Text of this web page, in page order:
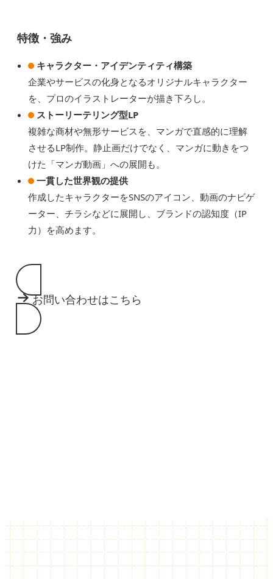
特徴・強み
キャラクター・アイデンティティ構築
企業やサービスの化身となるオリジナルキャラクター
を、プロのイラストレーターが描き下ろし。
ストーリーテリング型LP
複雑な商材や無形サービスを、マンガで直感的に理解
させるLP制作。静止画だけでなく、マンガに動きをつ
けた「マンガ動画」への展開も。
一貫した世界観の提供
作成したキャラクターをSNSのアイコン、動画のナビゲ
ーター、チラシなどに展開し、ブランドの認知度（IP
力）を高めます。
お問い合わせはこちら